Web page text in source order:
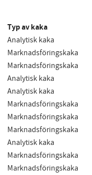
Typ av kaka
Analytisk kaka
Marknadsföringskaka
Marknadsföringskaka
Analytisk kaka
Analytisk kaka
Marknadsföringskaka
Marknadsföringskaka
Marknadsföringskaka
Analytisk kaka
Marknadsföringskaka
Marknadsföringskaka